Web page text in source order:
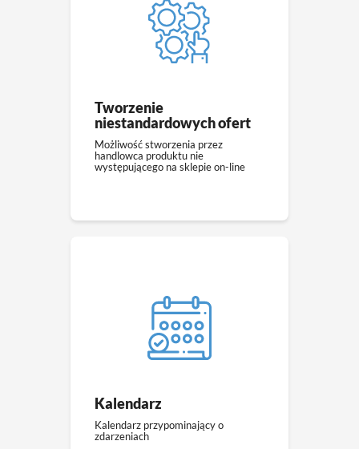
Tworzenie
niestandardowych ofert
Możliwość stworzenia przez
handlowca produktu nie
występującego na sklepie on-line
Kalendarz
Kalendarz przypominający o
zdarzeniach